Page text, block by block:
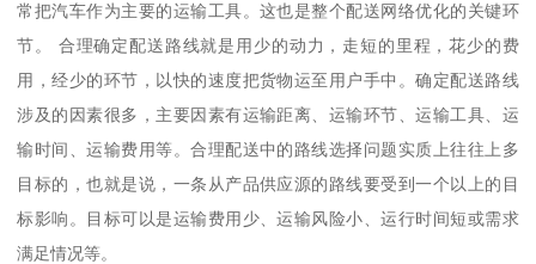
常把汽车作为主要的运输工具。这也是整个配送网络优化的关键环
节。 合理确定配送路线就是用少的动力，走短的里程，花少的费
用，经少的环节，以快的速度把货物运至用户手中。确定配送路线
涉及的因素很多，主要因素有运输距离、运输环节、运输工具、运
输时间、运输费用等。合理配送中的路线选择问题实质上往往上多
目标的，也就是说，一条从产品供应源的路线要受到一个以上的目
标影响。目标可以是运输费用少、运输风险小、运行时间短或需求
满足情况等。